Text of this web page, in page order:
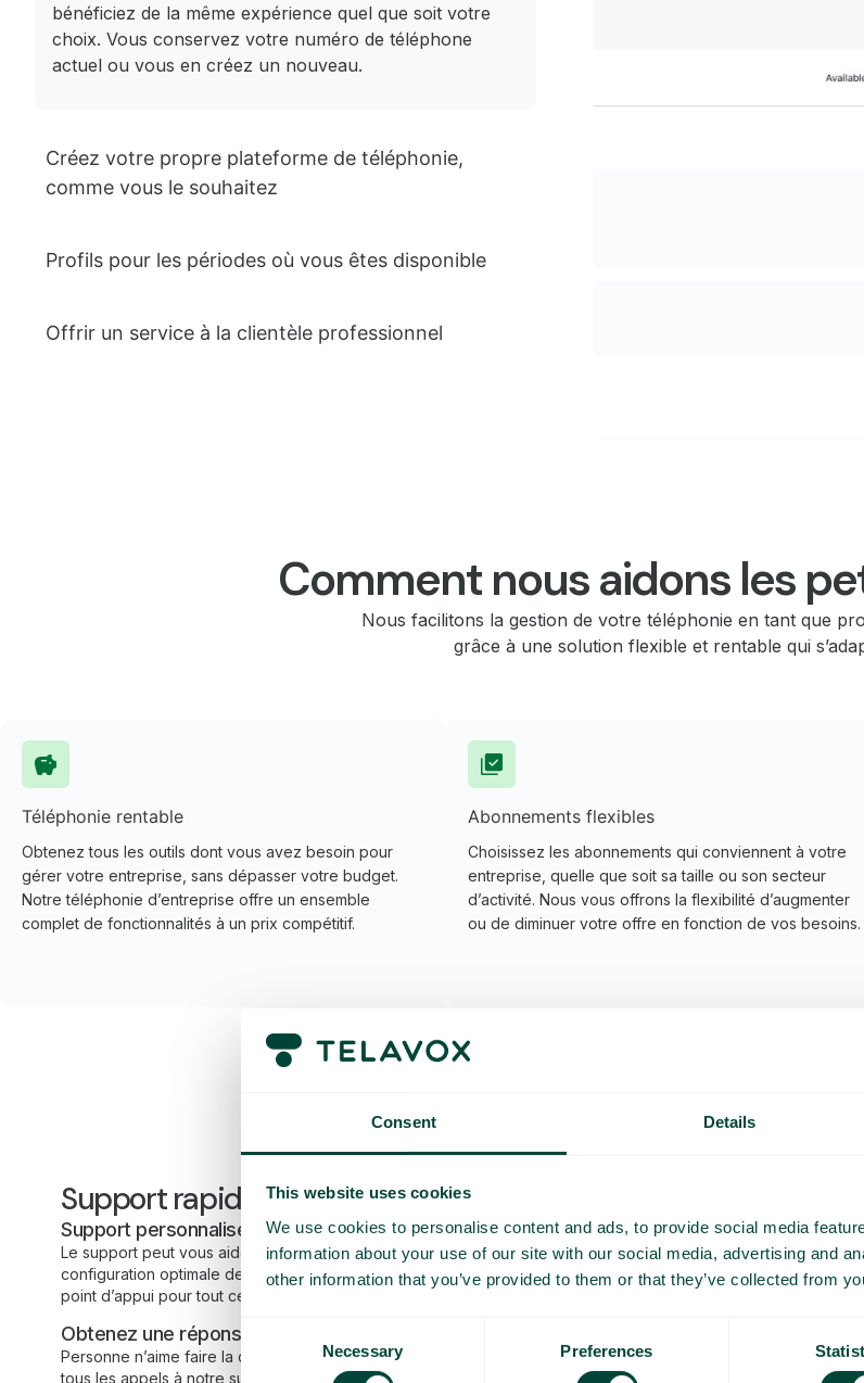
Consent Details
This website uses cookies
We use cookies to personalise content and ads, to provide social media
information about your use of our site with our social media, advertising and
other information that you’ve provided to them or that they’ve collected from
Consent
Selection
Necessary Preferences
bénéficiez de la même expérience quel que soit votre
choix. Vous conservez votre numéro de téléphone
actuel ou vous en créez un nouveau.
Créez votre propre plateforme de téléphonie,
comme vous le souhaitez
Profils pour les périodes où vous êtes disponible
Offrir un service à la clientèle professionnel
Comment nous aidons les
Nous facilitons la gestion de votre téléphonie en tant que
grâce à une solution flexible et rentable qui
Téléphonie rentable
Obtenez tous les outils dont vous avez besoin pour
gérer votre entreprise, sans dépasser votre budget.
Notre téléphonie d’entreprise offre un ensemble
complet de fonctionnalités à un prix compétitif.
Abonnements flexibles
Choisissez les abonnements qui conviennent à votre
entreprise, quelle que soit sa taille ou son secteur
d’activité. Nous vous offrons la flexibilité d’augmenter
ou de diminuer votre offre en fonction de vos besoins.
Support rapide lorsque vous en avez besoin
Support personnalisé
Le support peut vous aider pour tout, de l’intégration à la
configuration optimale de la plateforme de téléphonie. C’est votre
point d’appui pour tout ce qui concerne la téléphonie d’entreprise.
Obtenez une réponse dans les 2 minutes
Personne n’aime faire la queue au téléphone. En semaine, 96 % de
tous les appels à notre support reçoivent une réponse en moins de